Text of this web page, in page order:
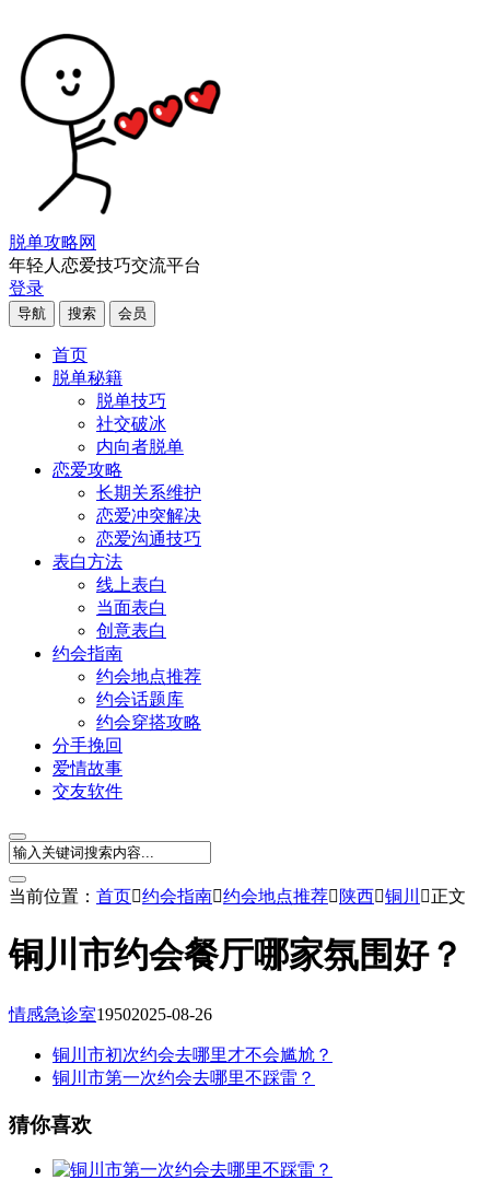
脱单攻略网
年轻人恋爱技巧交流平台
登录
导航 搜索 会员
首页
脱单秘籍
脱单技巧
社交破冰
内向者脱单
恋爱攻略
长期关系维护
恋爱冲突解决
恋爱沟通技巧
表白方法
线上表白
当面表白
创意表白
约会指南
约会地点推荐
约会话题库
约会穿搭攻略
分手挽回
爱情故事
交友软件
当前位置： 首页约会指南约会地点推荐 陕西铜川 正文
铜川市约会餐厅哪家氛围好？
情感急诊室19502025-08-26
铜川市初次约会去哪里才不会尴尬？
铜川市第一次约会去哪里不踩雷？
猜你喜欢